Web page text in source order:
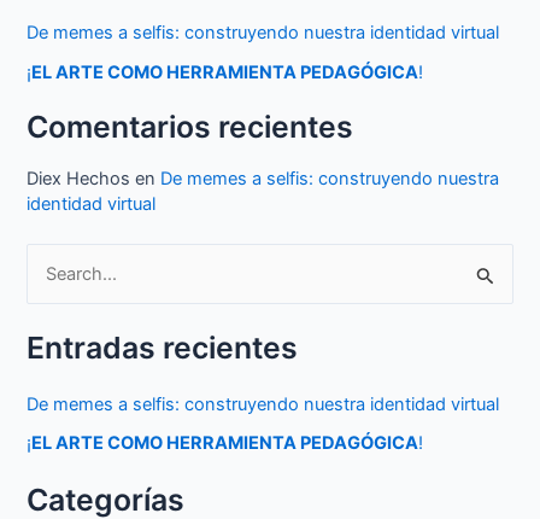
De memes a selfis: construyendo nuestra identidad virtual
¡EL ARTE COMO HERRAMIENTA PEDAGÓGICA!
Comentarios recientes
Diex Hechos en De memes a selfis: construyendo nuestra
identidad virtual
s
r
p
Entradas recientes
De memes a selfis: construyendo nuestra identidad virtual
¡EL ARTE COMO HERRAMIENTA PEDAGÓGICA!
Categorías